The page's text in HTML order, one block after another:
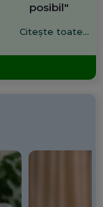
posibil"
Citește toate...